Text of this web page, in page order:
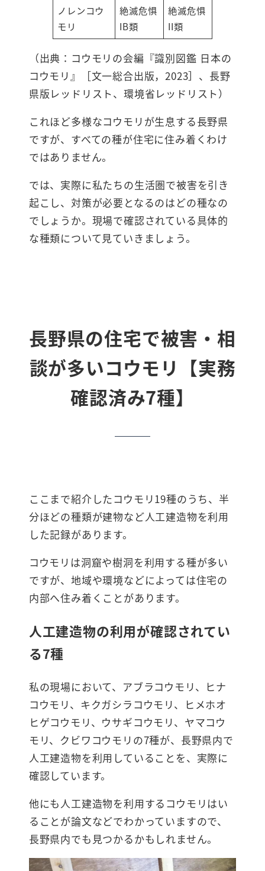
ノレンコウ
モリ
絶滅危惧
IB類
絶滅危惧
II類
（出典：コウモリの会編『識別図鑑 日本の
コウモリ』［文一総合出版，2023］、長野
県版レッドリスト、環境省レッドリスト）
これほど多様なコウモリが生息する長野県
ですが、すべての種が住宅に住み着くわけ
ではありません。
では、実際に私たちの生活圏で被害を引き
起こし、対策が必要となるのはどの種なの
でしょうか。現場で確認されている具体的
な種類について見ていきましょう。
長野県の住宅で被害・相
談が多いコウモリ【実務
確認済み7種】
ここまで紹介したコウモリ19種のうち、半
分ほどの種類が建物など人工建造物を利用
した記録があります。
コウモリは洞窟や樹洞を利用する種が多い
ですが、地域や環境などによっては住宅の
内部へ住み着くことがあります。
人工建造物の利用が確認されてい
る7種
私の現場において、アブラコウモリ、ヒナ
コウモリ、キクガシラコウモリ、ヒメホオ
ヒゲコウモリ、ウサギコウモリ、ヤマコウ
モリ、クビワコウモリの7種が、長野県内で
人工建造物を利用していることを、実際に
確認しています。
他にも人工建造物を利用するコウモリはい
ることが論文などでわかっていますので、
長野県内でも見つかるかもしれません。